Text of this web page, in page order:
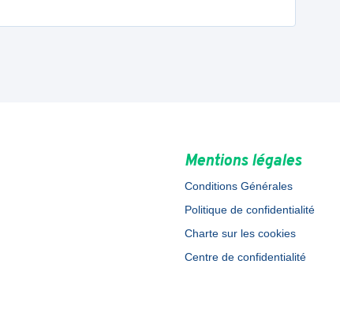
Mentions légales
Conditions Générales
Politique de confidentialité
Charte sur les cookies
Centre de confidentialité